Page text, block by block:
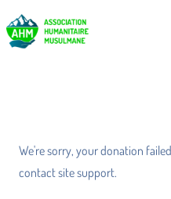
We're sorry, your donation
contact site support.